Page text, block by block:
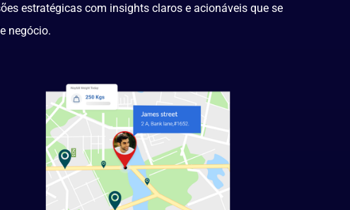
estratégicas com insights claros e acionáveis que se
negócio.